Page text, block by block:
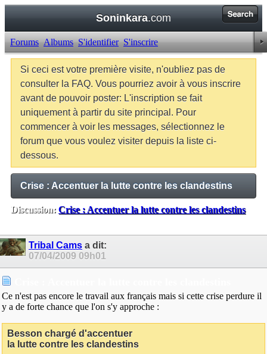
Soninkara.com
Forums Albums S'identifier S'inscrire
Si ceci est votre première visite, n'oubliez pas de
consulter la FAQ. Vous pourriez avoir à vous inscrire
avant de pouvoir poster: L'inscription se fait
uniquement à partir du site principal. Pour
commencer à voir les messages, sélectionnez le
forum que vous voulez visiter depuis la liste ci-
dessous.
Crise : Accentuer la lutte contre les clandestins
Discussion: Crise : Accentuer la lutte contre les clandestins
Tribal Cams a dit:
07/04/2009 09h01
Ce n'est pas encore le travail aux français mais si cette crise perdure il
y a de forte chance que l'on s'y approche :
Besson chargé d'accentuer
la lutte contre les clandestins